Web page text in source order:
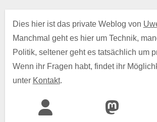
Dies hier ist das private Weblog von
Manchmal geht es hier um Technik,
Politik, seltener geht es tatsächlich um
Wenn ihr Fragen habt, findet ihr
unter Kontakt.